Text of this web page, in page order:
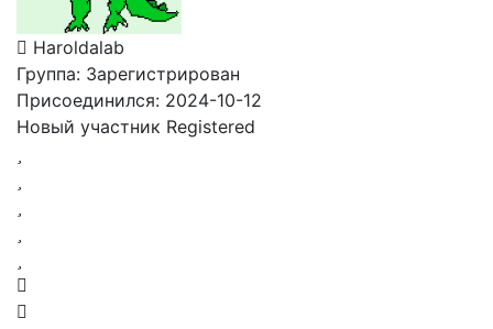
Haroldalab
Группа: Зарегистрирован
Присоединился: 2024-10-12
Новый участник Registered